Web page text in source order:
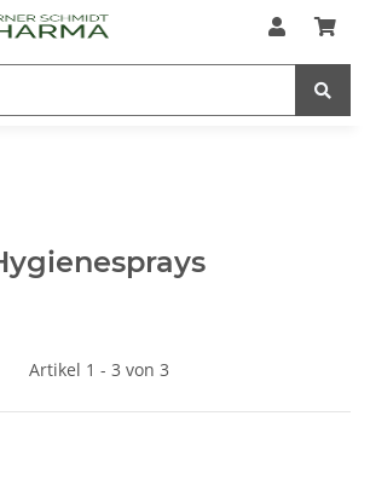
Artikel 1 - 3 von 3